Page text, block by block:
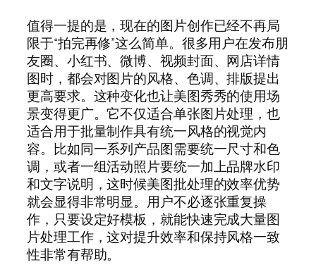
值得一提的是，现在的图片创作已经不再局
限于“拍完再修”这么简单。很多用户在发布朋
友圈、小红书、微博、视频封面、网店详情
图时，都会对图片的风格、色调、排版提出
更高要求。这种变化也让美图秀秀的使用场
景变得更广。它不仅适合单张图片处理，也
适合用于批量制作具有统一风格的视觉内
容。比如同一系列产品图需要统一尺寸和色
调，或者一组活动照片要统一加上品牌水印
和文字说明，这时候美图批处理的效率优势
就会显得非常明显。用户不必逐张重复操
作，只要设定好模板，就能快速完成大量图
片处理工作，这对提升效率和保持风格一致
性非常有帮助。